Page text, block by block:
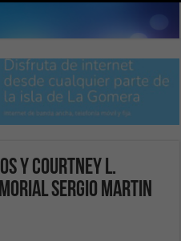
y Courtney L.
Sergio Martin